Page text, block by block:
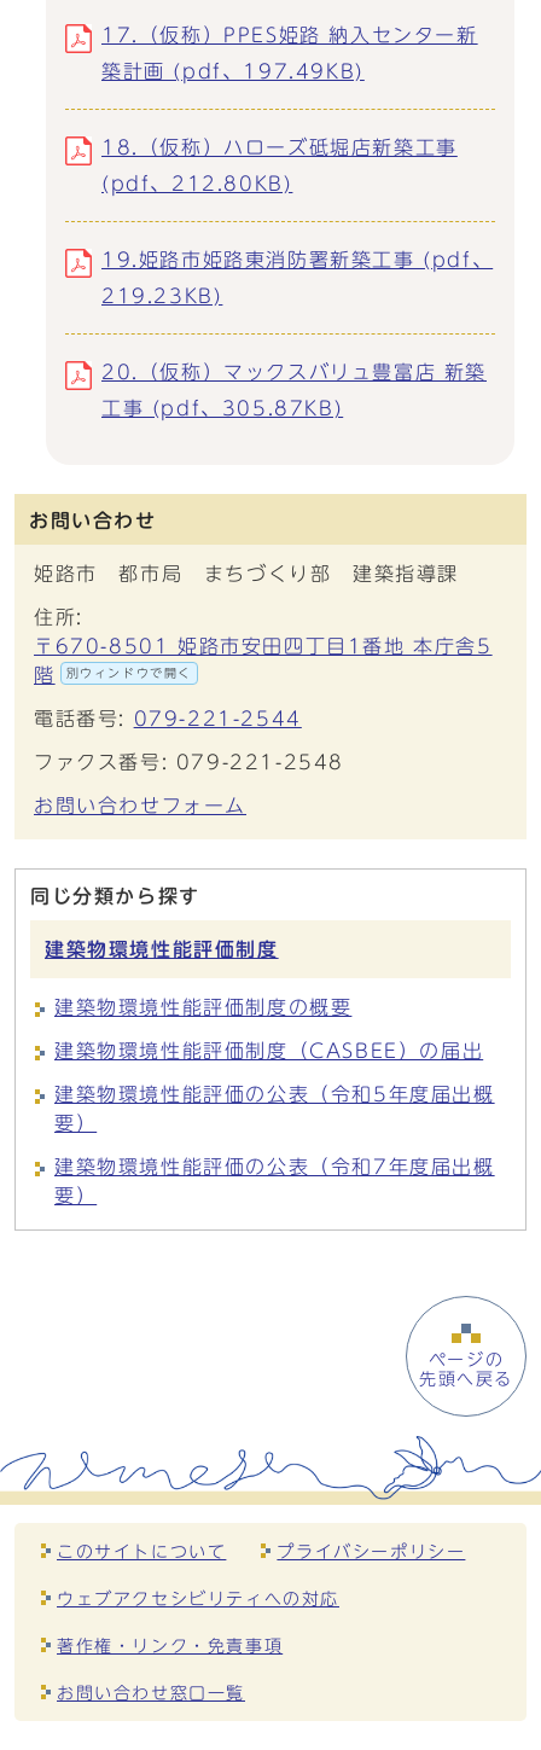
17.（仮称）PPES姫路 納入センター新
築計画 (pdf、197.49KB)
18.（仮称）ハローズ砥堀店新築工事
(pdf、212.80KB)
19.姫路市姫路東消防署新築工事 (pdf、
219.23KB)
20.（仮称）マックスバリュ豊富店 新築
工事 (pdf、305.87KB)
お問い合わせ
姫路市 都市局 まちづくり部 建築指導課
住所:
〒670-8501 姫路市安田四丁目1番地 本庁舎5
階
別ウィンドウで開く
電話番号: 079-221-2544
ファクス番号: 079-221-2548
お問い合わせフォーム
同じ分類から探す
建築物環境性能評価制度
建築物環境性能評価制度の概要
建築物環境性能評価制度（CASBEE）の届出
建築物環境性能評価の公表（令和5年度届出概
要）
建築物環境性能評価の公表（令和7年度届出概
要）
ページの
先頭へ戻る
このサイトについて プライバシーポリシー
ウェブアクセシビリティへの対応
著作権・リンク・免責事項
お問い合わせ窓口一覧